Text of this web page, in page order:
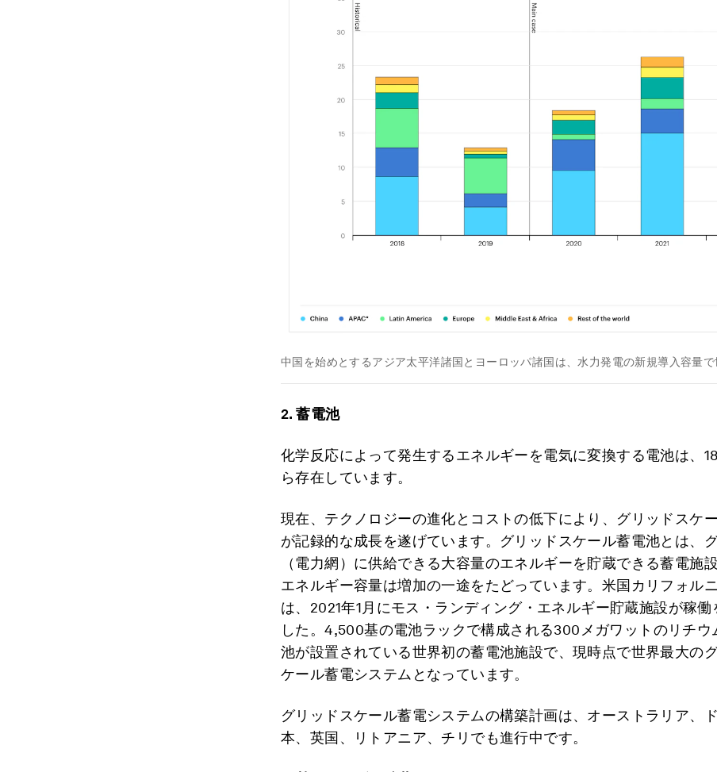
中国を始めとするアジア太平洋諸国とヨーロッパ諸国は、水力発電の新規導入容量で
2.蓄電池
化学反応によって発生するエネルギーを電気に変換する電池は、
ら存在しています。
現在、テクノロジーの進化とコストの低下により、グリッドスケ
が記録的な成長を遂げています。グリッドスケール蓄電池とは、
（電力網）に供給できる大容量のエネルギーを貯蔵できる蓄電施
エネルギー容量は増加の一途をたどっています。米国カリフォル
は、2021年1月にモス・ランディング・エネルギー貯蔵施設が稼働
した。4,500基の電池ラックで構成される300メガワットのリチウ
池が設置されている世界初の蓄電池施設で、現時点で世界最大の
ケール蓄電システムとなっています。
グリッドスケール蓄電システムの構築計画は、オーストラリア、
本、英国、リトアニア、チリでも進行中です。